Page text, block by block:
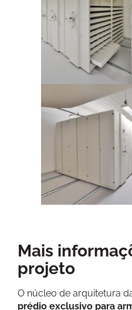
Mais
projeto
O núcleo de arquitetura
prédio exclusivo para